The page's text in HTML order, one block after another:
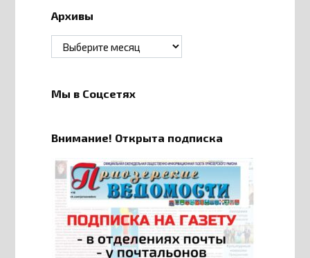
Архивы
Архивы
Мы в Соцсетях
Внимание! Открыта подписка